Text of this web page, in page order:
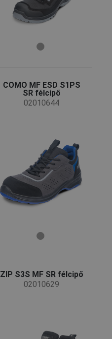
COMO MF ESD S1PS
SR félcipő
02010644
ZIP S3S MF SR félcipő
02010629